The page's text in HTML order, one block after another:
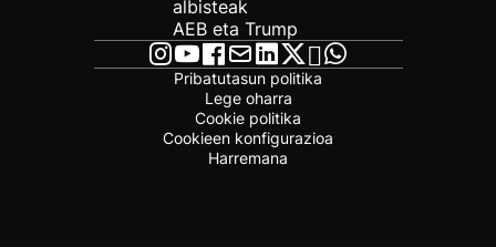
albisteak
AEB eta Trump
Pribatutasun politika
Lege oharra
Cookie politika
Cookieen konfigurazioa
Harremana